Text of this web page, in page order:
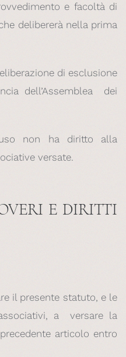
e facoltà di
delibererà nella prima
di esclusione
dell’Assemblea dei
non ha diritto alla
versate.
E DIRITTI
il presente statuto, e le
a versare la
articolo entro